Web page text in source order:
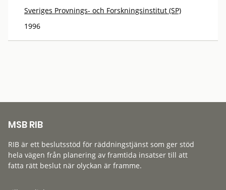
Sveriges Provnings- och Forskningsinstitut (SP)
1996
MSB RIB
RIB är ett beslutsstöd för räddningstjänst som ger stöd
hela vägen från planering av framtida insatser till att
fatta rätt beslut när olyckan är framme.